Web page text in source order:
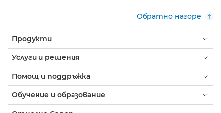
Обратно нагоре
Продукти
Услуги и решения
Помощ и поддръжка
Обучение и образование